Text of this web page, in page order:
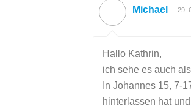
Michael 29.
Hallo Kathrin,
ich sehe es auch
In Johannes 15, 7-
hinterlassen hat